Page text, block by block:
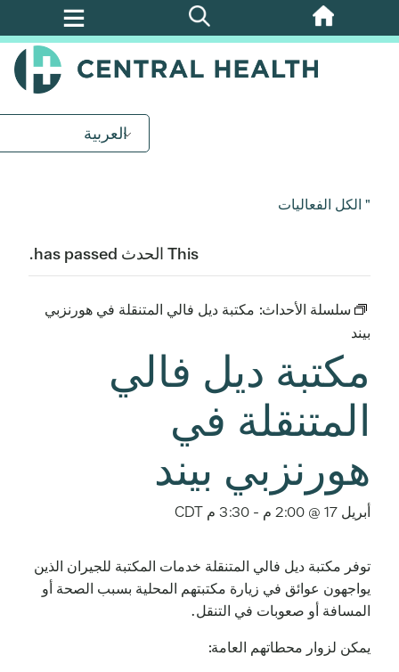
تخطي
العربية
" الكل الفعاليات
This الحدث has passed.
سلسلة الأحداث: مكتبة ديل فالي المتنقلة في هورنزبي
بيند
مكتبة ديل فالي
المتنقلة في
هورنزبي بيند
أبريل 17 @ 2:00 م - 3:30 م CDT
توفر مكتبة ديل فالي المتنقلة خدمات المكتبة للجيران الذين
يواجهون عوائق في زيارة مكتبتهم المحلية بسبب الصحة أو
المسافة أو صعوبات في التنقل.
يمكن لزوار محطاتهم العامة: